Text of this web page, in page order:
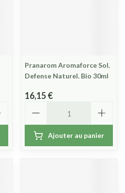
Pranarom Aromaforce Sol.
Defense Naturel. Bio 30ml
16,15 €
Ajouter au panier